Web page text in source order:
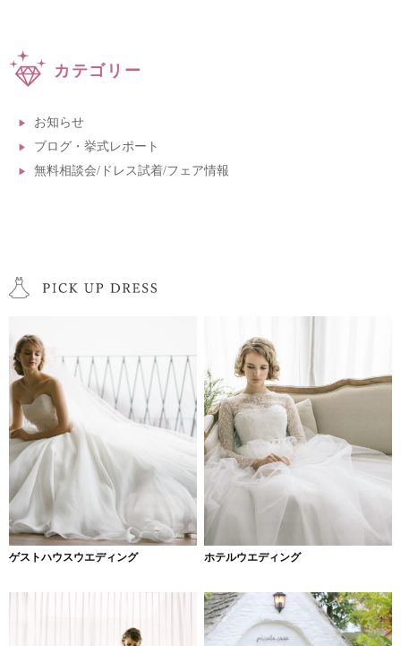
カテゴリー
お知らせ
ブログ・挙式レポート
無料相談会/ドレス試着/フェア情報
ゲストハウスウエディング ホテルウエディング